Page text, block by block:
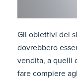
Gli obiettivi del
dovrebbero
vendita, a quelli
fare compiere